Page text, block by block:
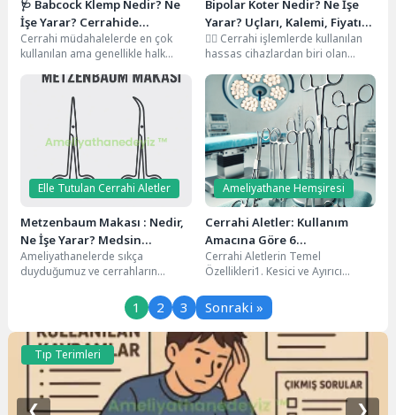
🩺 Babcock Klemp Nedir? Ne
İşe Yarar? Cerrahide
Kullanımı ve Özellikleri
Cerrahi müdahalelerde en çok
kullanılan ama genellikle halk
aletlerden biri olan Babcock...
Bipolar Koter Nedir? Ne İşe
Yarar? Uçları, Kalemi, Fiyatı
ve Teknik Bilgilerle Rehber
👨‍⚕️ Cerrahi işlemlerde kullanılan
hassas cihazlardan biri olan
ve minimal hasarlı...
Elle Tutulan Cerrahi Aletler
Metzenbaum Makası : Nedir,
Ne İşe Yarar? Medsin
Diseksiyon
Ameliyathanelerde sıkça
duyduğumuz ve cerrahların
biri Metzenbaum makasıdır.
Özellikle diseksiyon işlemlerinde
kullanılan...
Ameliyathane Hemşiresi
Cerrahi Aletler: Kullanım
Amacına Göre 6
Sınıflandırma
Cerrahi Aletlerin Temel
Özellikleri1. Kesici ve Ayırıcı
Aletler3. Ekartörler
(Retractorlar)4. Hemostaz...
1 2 3 Sonraki »
Tıp Terimleri
❮ ❯